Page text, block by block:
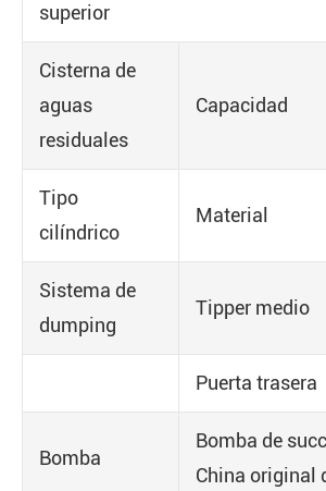
superior
Cisterna de
aguas
residuales
Capacidad
Tipo
cilíndrico
Material
Sistema de
dumping
Tipper medio
Puerta trasera
Bomba
Bomba de
China original